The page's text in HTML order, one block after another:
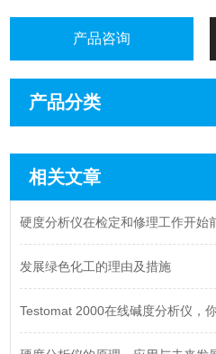
产品咨询
产品分类
相关文章
硬度分析仪在检定和修理工作开始
发展绿色化工的理由及措施
Testomat 2000在线碱度分析仪，